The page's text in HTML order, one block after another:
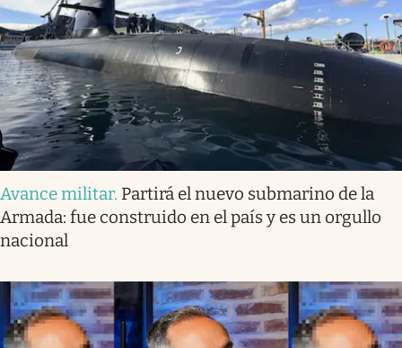
Avance militar. Partirá el nuevo submarino de la
Armada: fue construido en el país y es un orgullo
nacional